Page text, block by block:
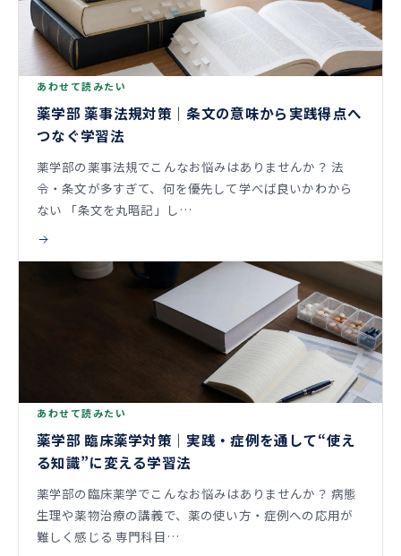
あわせて読みたい
薬学部 薬事法規対策｜条文の意味から実践得点へ
つなぐ学習法
薬学部の薬事法規でこんなお悩みはありませんか？ 法
令・条文が多すぎて、何を優先して学べば良いかわから
ない 「条文を丸暗記」し…
あわせて読みたい
薬学部 臨床薬学対策｜実践・症例を通して“使え
る知識”に変える学習法
薬学部の臨床薬学でこんなお悩みはありませんか？ 病態
生理や薬物治療の講義で、薬の使い方・症例への応用が
難しく感じる 専門科目…